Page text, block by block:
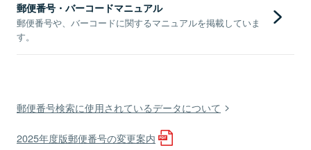
郵便番号・バーコードマニュアル
郵便番号や、バーコードに関するマニュアルを掲載していま
す。
郵便番号検索に使用されているデータについて
2025年度版郵便番号の変更案内